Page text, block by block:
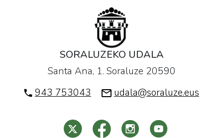
SORALUZEKO UDALA
Santa Ana, 1. Soraluze 20590
943 753043
udala@soraluze.eus